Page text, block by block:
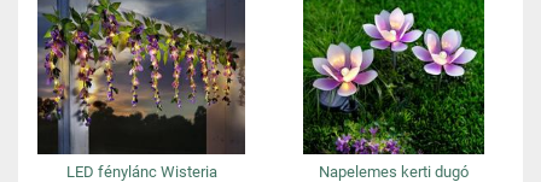
LED fénylánc Wisteria
Napelemes kerti dugó